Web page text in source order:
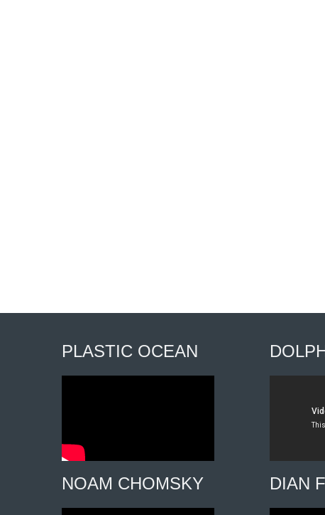
PLASTIC OCEAN
NOAM CHOMSKY DIAN